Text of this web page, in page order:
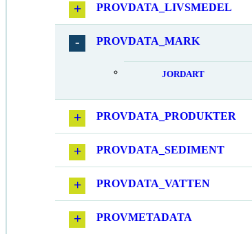
PROVDATA_LIVSMEDEL
PROVDATA_MARK
JORDART
PROVDATA_PRODUKTER
PROVDATA_SEDIMENT
PROVDATA_VATTEN
PROVMETADATA